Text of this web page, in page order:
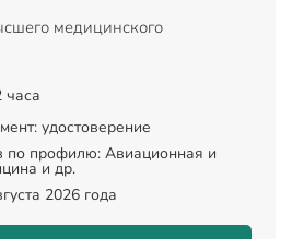
медицинского
часа
удостоверение
по профилю: Авиационная и
и др.
2026 года